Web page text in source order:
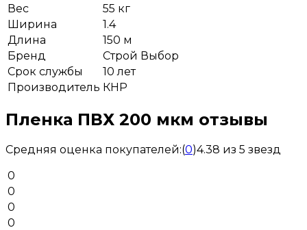
Вес
55 кг
Ширина
1.4
Длина
150 м
Бренд
Строй Выбор
Срок службы
10 лет
Производитель КНР
Пленка ПВХ 200 мкм отзывы
Средняя оценка покупателей:(0)4.38 из 5 звезд
0
0
0
0